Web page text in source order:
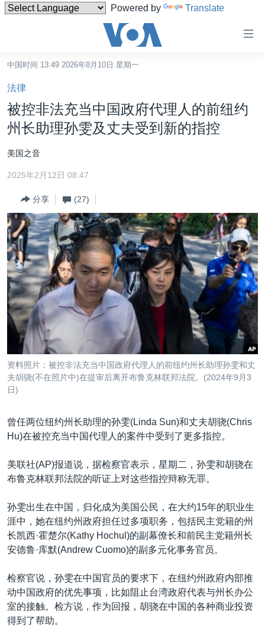
Powered by Translate
碍
链
接
转
内
容
到
导
航
跳
转
检
索
中国
最新国际新闻
印太
中东
欧洲
非洲
美洲
全球议题
分类新闻
经济·金融·贸易
人权·法律·宗教
科教·文娱·体健
军事
劳工
环境
美中关系
热点专题
白宫要闻
国会报道
美中关系
美国建国250周年
埃博拉疫情
美国之音专访
台海两岸关系
南中国海争端
关注西藏
关注新疆
GEN Z 看美国
VOA视频
VOA今日焦点
中文广播
关注我们
其他语言网站
中国时间 13:49 2026年8月10日 星期一
法律
被控非法充当中国政府代理人的前纽约
州长助理孙雯及丈夫受到新的指控
美国之音
2025年2月12日 08:47
分享 (27)
资料照片：被控非法充当中国政府代理人的前纽约州长助理孙雯和丈
夫胡骁(不在照片中)在提审后离开布鲁克林联邦法院。(2024年9月3
日)
曾任两位纽约州长助理的孙雯(Linda Sun)和丈夫胡骁(Chris
Hu)在被控充当中国代理人的案件中受到了更多指控。
美联社(AP)报道说，据检察官表示，星期二，孙雯和胡骁在
布鲁克林联邦法院的听证上对这些指控辩称无罪。
孙雯出生在中国，归化成为美国公民，在大约15年的职业生
涯中，她在纽约州政府担任过多项职务，包括民主党籍的州
长凯西·霍楚尔(Kathy Hochul)的副幕僚长和前民主党籍州长
安德鲁·库默(Andrew Cuomo)的副多元化事务官员。
检察官说，孙雯在中国官员的要求下，在纽约州政府内部推
动中国政府的优先事项，比如阻止台湾政府代表与州长办公
室的接触。检方说，作为回报，胡骁在中国的各种商业投资
得到了帮助。